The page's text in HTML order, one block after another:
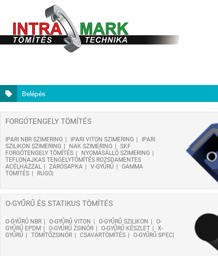
Belépés
FORGÓTENGELY TÖMÍTÉS
IPARI NBR SZIMERING IPARI VITON SZIMERING
IPARI
SZILIKON SZIMERING
NAK SZIMERING
SKF
FORGÓTENGELY TÖMÍTÉS
NYOMÁSÁLLÓ SZIMERING
TEFLONAJKAS TENGELYTÖMÍTÉS ROZSDAMENTES
ACÉLHÁZZAL
ZÁRÓSAPKA V-GYŰRŰ
GAMMA
TÖMÍTÉS
RUGÓ
O-GYŰRŰ ÉS STATIKUS TÖMÍTÉS
O-GYŰRŰ NBR O-GYŰRŰ VITON O-GYŰRŰ SZILIKON
O-
GYŰRŰ EPDM
O-GYŰRŰ ZSINÓR O-GYŰRŰ KÉSZLET
X-
GYŰRŰ
TÖMÍTŐZSINÓR CSAVARTÖMÍTÉS O-GYŰRŰ SPEC